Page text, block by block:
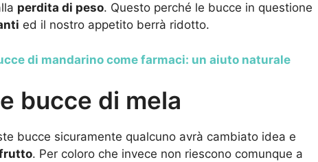
perdita di peso. Questo perché le bucce in questione
ed il nostro appetito berrà ridotto.
di mandarino come farmaci: un aiuto naturale
bucce di mela
bucce sicuramente qualcuno avrà cambiato idea e
. Per coloro che invece non riescono comunque a